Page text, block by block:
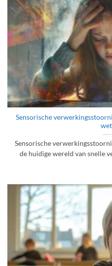
Sensorische
Sensorische
de huidige wereld van snelle